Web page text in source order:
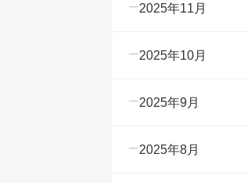
2025年11月
2025年10月
2025年9月
2025年8月